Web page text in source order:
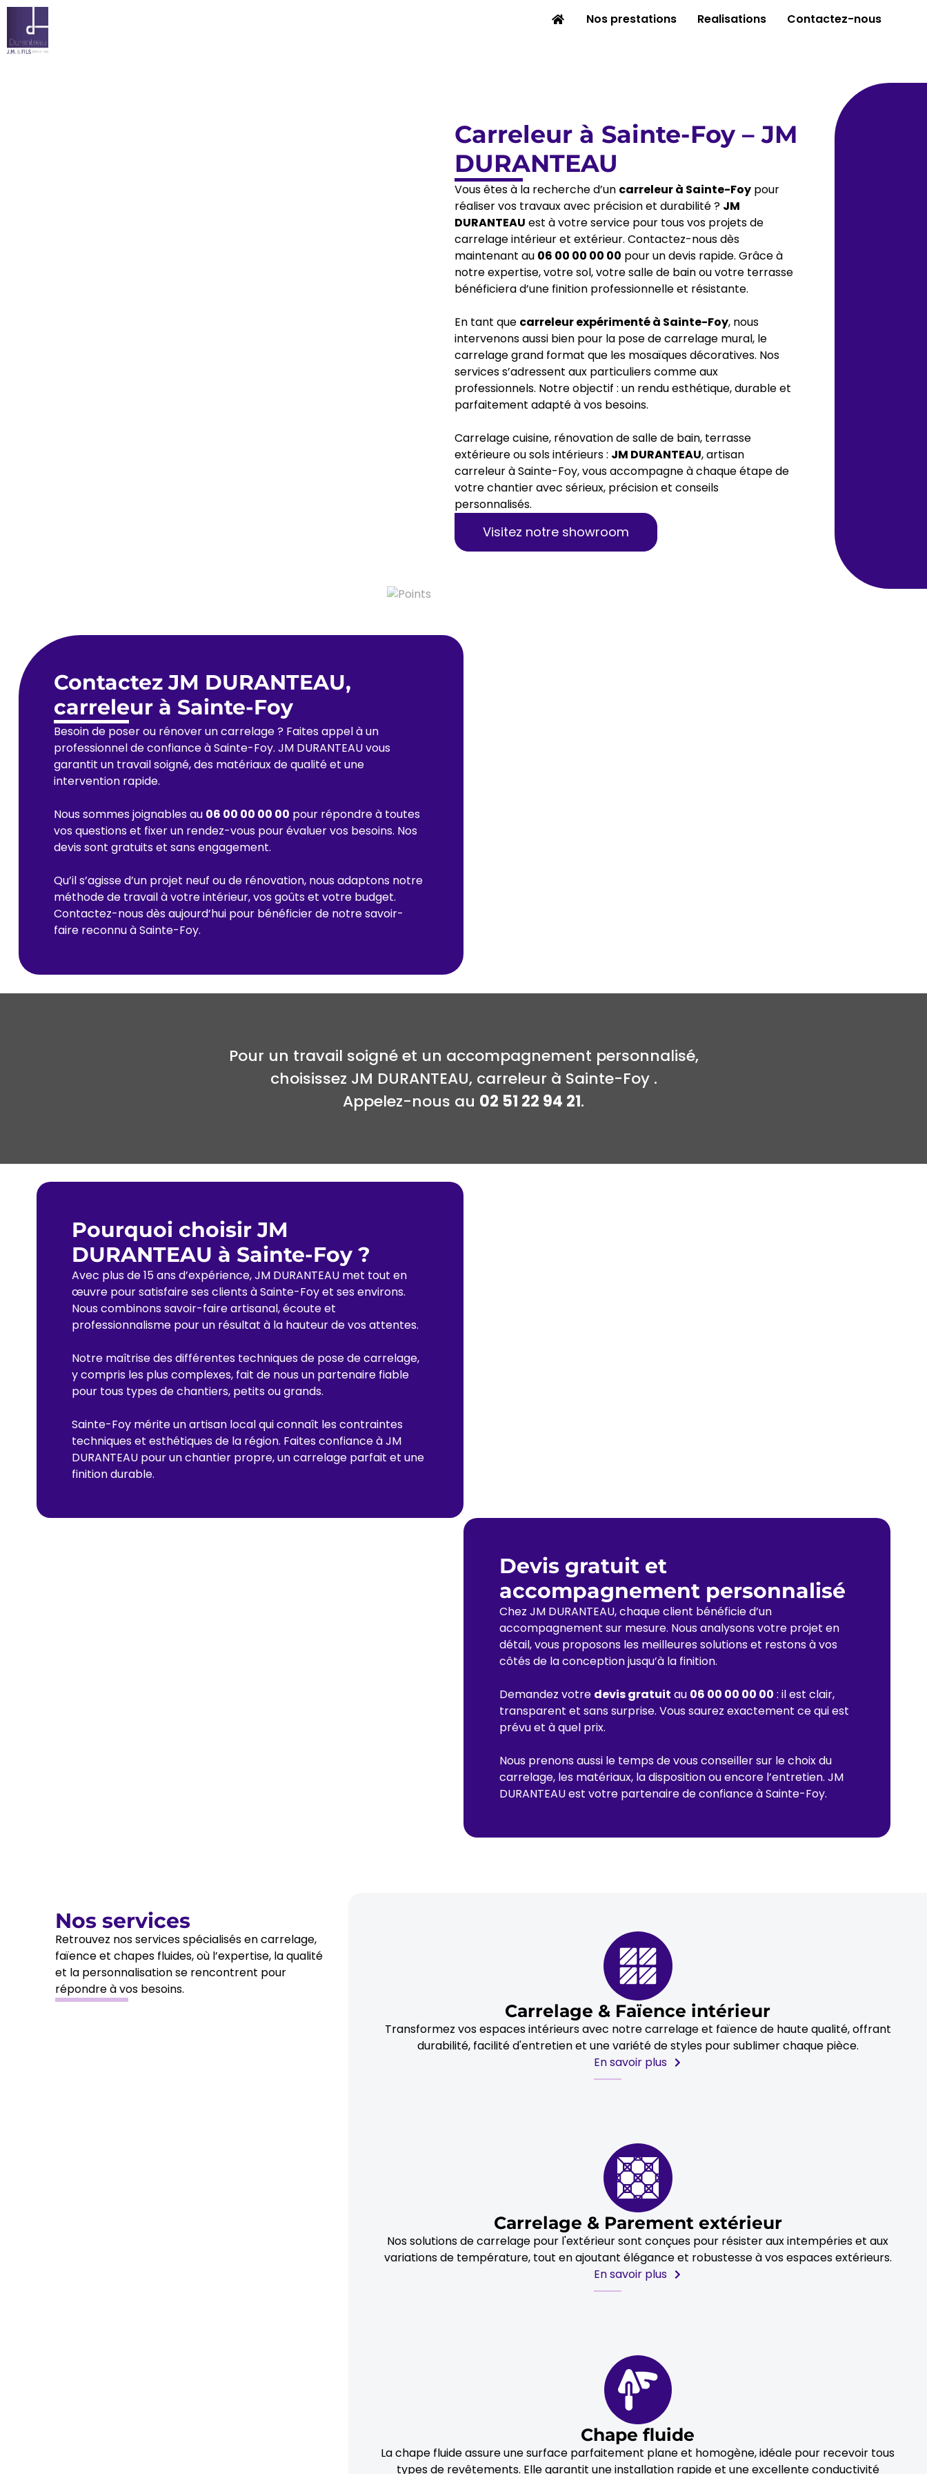
Nos prestations Realisations Contactez-nous
Carreleur à Sainte-Foy – JM
DURANTEAU
Vous êtes à la recherche d’un carreleurà Sainte-Foypour
réaliser vos travaux avec précision et durabilité ? JM
DURANTEAU est à votre service pour tous vos projets de
carrelage intérieur et extérieur. Contactez-nous dès
maintenant au 06 00 00 00 00 pour un devis rapide. Grâce à
notre expertise, votre sol, votre salle de bain ou votre terrasse
bénéficiera d’une finition professionnelle et résistante.
En tant que carreleur expérimenté à Sainte-Foy, nous
intervenons aussi bien pour la pose de carrelage mural, le
carrelage grand format que les mosaïques décoratives. Nos
services s’adressent aux particuliers comme aux
professionnels. Notre objectif : un rendu esthétique, durable et
parfaitement adapté à vos besoins.
Carrelage cuisine, rénovation de salle de bain, terrasse
extérieure ou sols intérieurs : JM DURANTEAU, artisan
carreleur à Sainte-Foy, vous accompagne à chaque étape de
votre chantier avec sérieux, précision et conseils
personnalisés.
Visitez notre showroom
Contactez JM DURANTEAU,
carreleur à Sainte-Foy
Besoin de poser ou rénover un carrelage ? Faites appel à un
professionnel de confiance à Sainte-Foy. JM DURANTEAU vous
garantit un travail soigné, des matériaux de qualité et une
intervention rapide.
Nous sommes joignables au 06 00 00 00 00 pour répondre à toutes
vos questions et fixer un rendez-vous pour évaluer vos besoins. Nos
devis sont gratuits et sans engagement.
Qu’il s’agisse d’un projet neuf ou de rénovation, nous adaptons notre
méthode de travail à votre intérieur, vos goûts et votre budget.
Contactez-nous dès aujourd’hui pour bénéficier de notre savoir-
faire reconnu à Sainte-Foy.
Pour un travail soigné et un accompagnement personnalisé,
choisissez JM DURANTEAU, carreleur à Sainte-Foy .
Appelez-nous au 02 51 22 94 21.
Pourquoi choisir JM
DURANTEAU à Sainte-Foy ?
Avec plus de 15 ans d’expérience, JM DURANTEAU met tout en
œuvre pour satisfaire ses clients à Sainte-Foy et ses environs.
Nous combinons savoir-faire artisanal, écoute et
professionnalisme pour un résultat à la hauteur de vos attentes.
Notre maîtrise des différentes techniques de pose de carrelage,
y compris les plus complexes, fait de nous un partenaire fiable
pour tous types de chantiers, petits ou grands.
Sainte-Foy mérite un artisan local qui connaît les contraintes
techniques et esthétiques de la région. Faites confiance à JM
DURANTEAU pour un chantier propre, un carrelage parfait et une
finition durable.
Devis gratuit et
accompagnement personnalisé
Chez JM DURANTEAU, chaque client bénéficie d’un
accompagnement sur mesure. Nous analysons votre projet en
détail, vous proposons les meilleures solutions et restons à vos
côtés de la conception jusqu’à la finition.
Demandez votre devis gratuit au 06 00 00 00 00 : il est clair,
transparent et sans surprise. Vous saurez exactement ce qui est
prévu et à quel prix.
Nous prenons aussi le temps de vous conseiller sur le choix du
carrelage, les matériaux, la disposition ou encore l’entretien. JM
DURANTEAU est votre partenaire de confiance à Sainte-Foy.
Nos services
Retrouvez nos services spécialisés en carrelage,
faïence et chapes fluides, où l’expertise, la qualité
et la personnalisation se rencontrent pour
répondre à vos besoins.
Carrelage & Faïence intérieur
Transformez vos espaces intérieurs avec notre carrelage et faïence de haute qualité, offrant
durabilité, facilité d'entretien et une variété de styles pour sublimer chaque pièce.
En savoir plus
Carrelage & Parement extérieur
Nos solutions de carrelage pour l'extérieur sont conçues pour résister aux intempéries et aux
variations de température, tout en ajoutant élégance et robustesse à vos espaces extérieurs.
En savoir plus
Chape fluide
La chape fluide assure une surface parfaitement plane et homogène, idéale pour recevoir tous
types de revêtements. Elle garantit une installation rapide et une excellente conductivité